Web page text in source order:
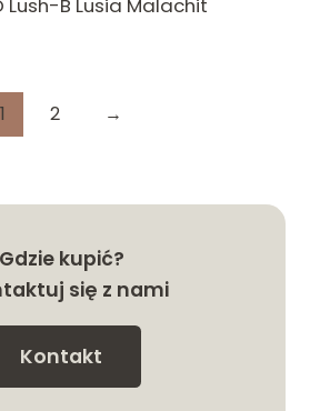
Lush-B Lusia Malachit
1 2 →
Gdzie kupić?
się z nami
Kontakt